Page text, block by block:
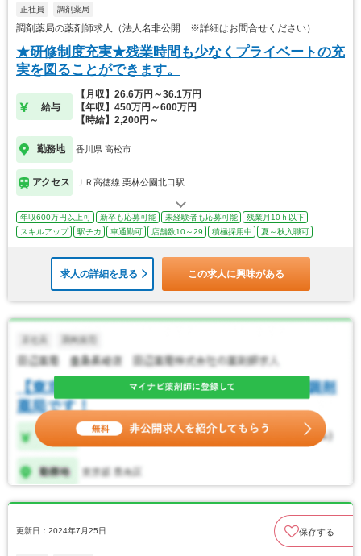
正社員 調剤薬局
調剤薬局の薬剤師求人（法人名非公開 ※詳細はお問合せください）
★研修制度充実★残業時間も少なくプライベートの充
実を図ることができます。
給与
【月収】26.6万円～36.1万円
【年収】450万円～600万円
【時給】2,200円～
勤務地 香川県 高松市
アクセス ＪＲ高徳線 栗林公園北口駅
年収600万円以上可 新卒も応募可能 未経験者も応募可能
残業月10ｈ以下
スキルアップ
駅チカ 車通勤可 店舗数10～29 積極採用中 夏～秋入職可
求人の詳細を見る この求人に興味がある
更新日：2024年7月25日 保存する